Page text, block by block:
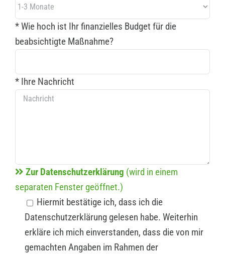
* Wie hoch ist Ihr finanzielles Budget für die
beabsichtigte Maßnahme?
* Ihre Nachricht
Zur Datenschutzerklärung (wird in einem
separaten Fenster geöffnet.)
Hiermit bestätige ich, dass ich die
Datenschutzerklärung gelesen habe. Weiterhin
erkläre ich mich einverstanden, dass die von mir
gemachten Angaben im Rahmen der